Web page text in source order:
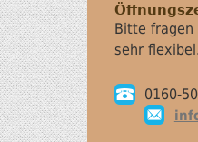
Bitte fragen
sehr flexibel.
0160-